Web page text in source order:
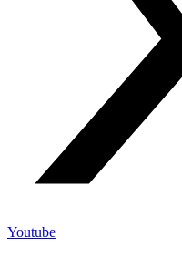
Youtube